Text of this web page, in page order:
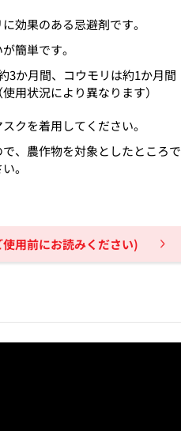
効果のある忌避剤です。
簡単です。
3か月間、コウモリは約1か月間
用状況により異なります）
クを着用してください。
、農作物を対象としたところで
。
用前にお読みください)